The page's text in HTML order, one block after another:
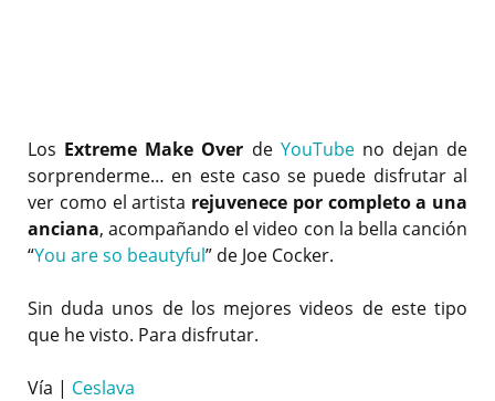
Los Extreme Make Over de YouTubeno dejan de
sorprenderme… en este caso se puede disfrutar al
ver como el artista rejuvenece por completo a una
anciana, acompañando el video con la bella canción
“You are so beautyful” de Joe Cocker.
Sin duda unos de los mejores videos de este tipo
que he visto. Para disfrutar.
Vía | Ceslava